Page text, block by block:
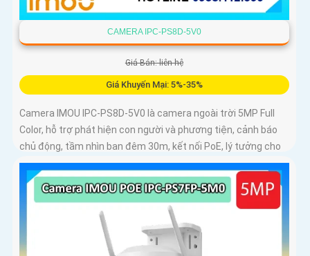
CAMERA IPC-PS8D-5V0
Giá Bán: liên hệ
Giá Khuyến Mại: 5%-35%
Camera IMOU IPC-PS8D-5V0 là camera ngoài trời 5MP Full
Color, hỗ trợ phát hiện con người và phương tiện, cảnh báo
chủ động, tầm nhìn ban đêm 30m, kết nối PoE, lý tưởng cho
giám sát an ninh tại nhà và doanh nghiệp